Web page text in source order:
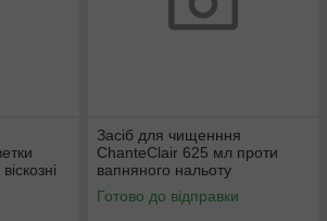
Засіб для чищенння
ChanteClair 625 мл проти
вапняного нальоту
підвищеної потужності
Готово до відправки